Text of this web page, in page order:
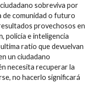
sobreviva por
de comunidad o futuro
provechosos en
policía e inteligencia
ratio que devuelvan
un ciudadano
necesita recuperar la
no hacerlo significará